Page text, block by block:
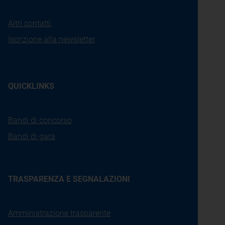
Altri contatti
Iscrizione alla newsletter
QUICKLINKS
Bandi di concorso
Bandi di gara
TRASPARENZA E SEGNALAZIONI
Amministrazione trasparente